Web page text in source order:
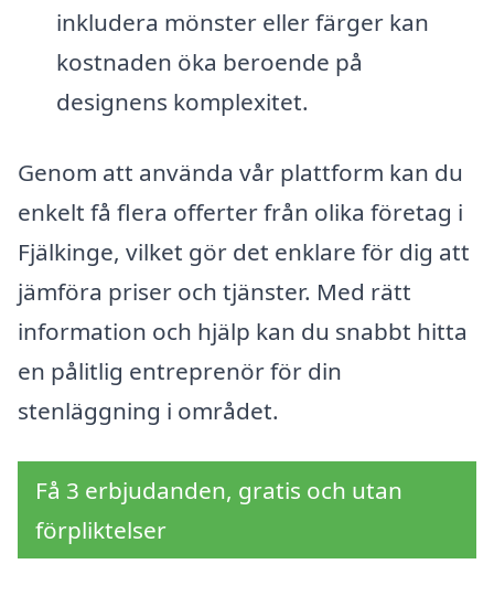
inkludera mönster eller färger kan
kostnaden öka beroende på
designens komplexitet.
Genom att använda vår plattform kan du
enkelt få flera offerter från olika företag i
Fjälkinge, vilket gör det enklare för dig att
jämföra priser och tjänster. Med rätt
information och hjälp kan du snabbt hitta
en pålitlig entreprenör för din
stenläggning i området.
Få 3 erbjudanden, gratis och utan
förpliktelser